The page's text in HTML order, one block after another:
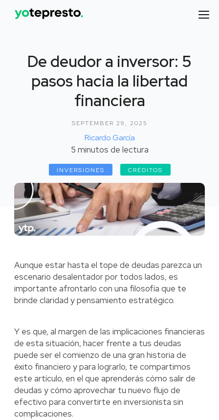
De deudor a inversor: 5
pasos hacia la libertad
financiera
SEPTEMBER 29, 2025
Ricardo García
5 minutos de lectura
INVERSIONES CRÉDITOS
Aunque estar hasta el tope de deudas parezca un
escenario desalentador por todos lados, es
importante afrontarlo con una filosofía que te
brinde claridad y pensamiento estratégico.
Y es que, al margen de las implicaciones financieras
de esta situación, hacer frente a tus deudas
puede ser el comienzo de una gran historia de
éxito financiero y para lograrlo, te compartimos
este artículo, en el que aprenderás cómo salir de
deudas y cómo aprovechar tu nuevo flujo de
efectivo para convertirte en inversionista sin
complicaciones.